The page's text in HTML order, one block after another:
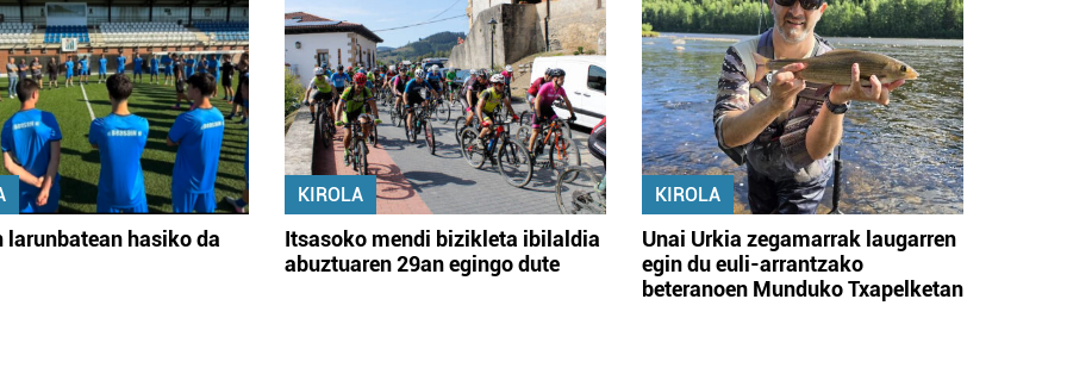
larunbatean hasiko da
KIROLA
Itsasoko mendi bizikleta ibilaldia
abuztuaren 29an egingo dute
KIROLA
Unai Urkia zegamarrak laugarren
egin du euli-arrantzako
beteranoen Munduko Txapelketan